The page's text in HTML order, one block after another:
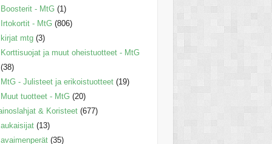
Boosterit - MtG (1)
Irtokortit - MtG (806)
kirjat mtg (3)
Korttisuojat ja muut oheistuotteet - MtG
(38)
MtG - Julisteet ja erikoistuotteet (19)
Muut tuotteet - MtG (20)
& Koristeet (677)
aukaisijat (13)
avaimenperät (35)